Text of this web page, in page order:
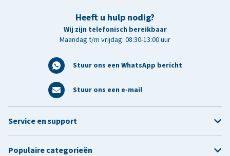
Heeft u hulp nodig?
Wij zijn telefonisch bereikbaar
Maandag t/m vrijdag: 08:30-13:00 uur
Stuur ons een WhatsApp bericht
Stuur ons een e-mail
Service en support
Populaire categorieën